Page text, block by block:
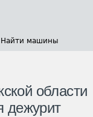
Найти машины
области
дежурит